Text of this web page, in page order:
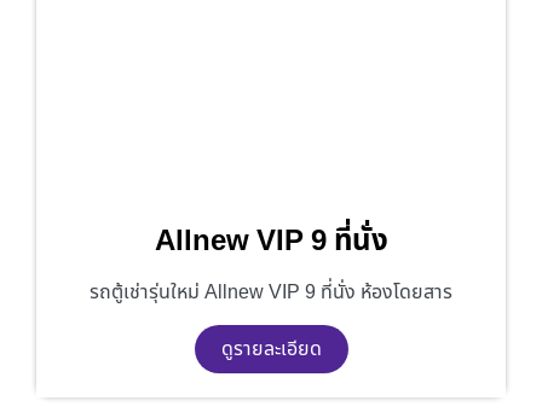
Allnew VIP 9 ที่นั่ง
รถตู้เช่ารุ่นใหม่ Allnew VIP 9 ที่นั่ง ห้องโดยสาร
ดูรายละเอียด